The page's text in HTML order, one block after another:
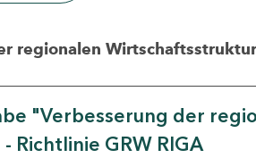
regionalen
"Verbesserung der
GRW RIGA